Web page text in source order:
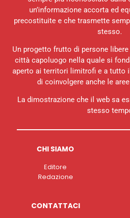
un’informazione accorta ed
precostituite e che trasmette
stesso.
Un progetto frutto di persone
città capoluogo nella quale si
aperto ai territori limitrofi e a tutto
di coinvolgere anche le
La dimostrazione che il web sa
stesso
CHI SIAMO
Editore
Redazione
CONTATTACI